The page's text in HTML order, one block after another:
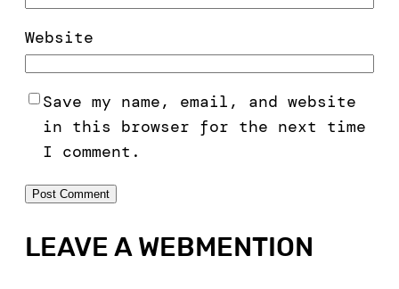
Website
Save my name, email, and website
in this browser for the next time
I comment.
LEAVE A WEBMENTION